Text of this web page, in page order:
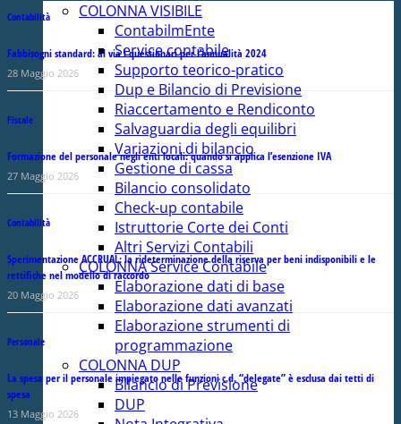
COLONNA VISIBILE
ContabilmEnte
Service contabile
Supporto teorico-pratico
Dup e Bilancio di Previsione
Riaccertamento e Rendiconto
Salvaguardia degli equilibri
Variazioni di bilancio
Gestione di cassa
Bilancio consolidato
Check-up contabile
Istruttorie Corte dei Conti
Altri Servizi Contabili
COLONNA Service Contabile
Elaborazione dati di base
Elaborazione dati avanzati
Elaborazione strumenti di
programmazione
COLONNA DUP
Bilancio di Previsione
DUP
Contabilità
Fabbisogni standard: al via i questionari per l’annualità 2024
28 Maggio 2026
Fiscale
Formazione del personale negli enti locali: quando si applica l’esenzione IVA
27 Maggio 2026
Contabilità
Sperimentazione ACCRUAL: la rideterminazione della riserva per beni indisponibili e le
rettifiche nel modello di raccordo
20 Maggio 2026
Personale
La spesa per il personale impiegato nelle funzioni c.d. “delegate” è esclusa dai tetti di
spesa
13 Maggio 2026